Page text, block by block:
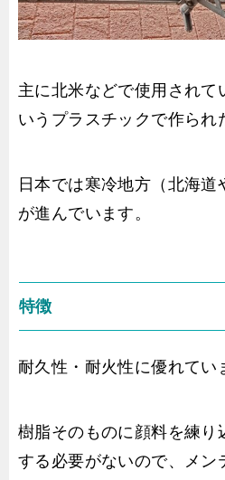
主に北米などで使用されて
いうプラスチックで作られ
日本では寒冷地方（北海道
が進んでいます。
特徴
耐久性・耐火性に優れてい
樹脂そのものに顔料を練り
する必要がないので、メン